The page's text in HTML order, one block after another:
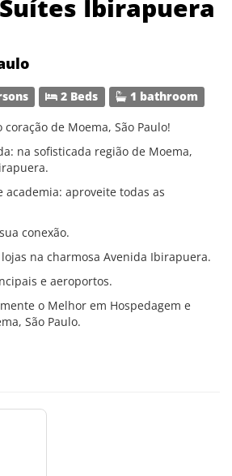
Ibirapuera
2 Beds 1 bathroom
de Moema, São Paulo!
na sofisticada região de Moema,
academia: aproveite todas as
conexão.
na charmosa Avenida Ibirapuera.
e aeroportos.
o Melhor em Hospedagem e
São Paulo.